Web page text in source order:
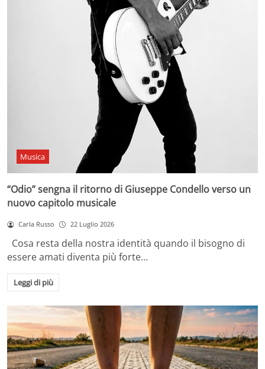
Musica
“Odio” sengna il ritorno di Giuseppe Condello verso un
nuovo capitolo musicale
Carla Russo 22 Luglio 2026
Cosa resta della nostra identità quando il bisogno di
essere amati diventa più forte…
Leggi di più